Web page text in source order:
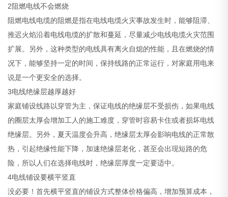
2阻燃电线不会燃烧
阻燃电线电缆的阻燃是指在电线电缆火灾事故发生时，能够阻滞、
推迟火焰沿着电线电缆的扩散和蔓延，尽量减少电线电缆火灾范围
扩展。另外，这种类型的电线具有离火自熄的性能，且在燃烧的情
况下，能够坚持一定的时间，保持线路的正常运行，对家庭用电来
说是一个更安全的选择。
3电线绝缘层越厚越好
家庭铺设线路以穿管为主，保证电线的绝缘层不受损伤，如果电线
的圈层太厚会增加工人的施工难度，穿管时容易卡住或者损坏电线
绝缘层。另外，夏天温度会升高，绝缘层太厚会影响电线的正常散
热，引起绝缘性能下降，加速绝缘层老化，甚至会出现短路的危
险，所以人们在选择电线时，绝缘层厚度一定要适中。
4电线铺设要横平竖直
没必要！首先横平竖直的铺设方式整体价格偏高，增加预算成本，